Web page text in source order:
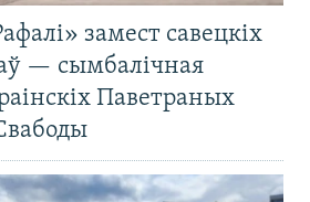
замест савецкіх
— сымбалічная
Паветраных